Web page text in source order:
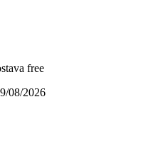
free
08/2026